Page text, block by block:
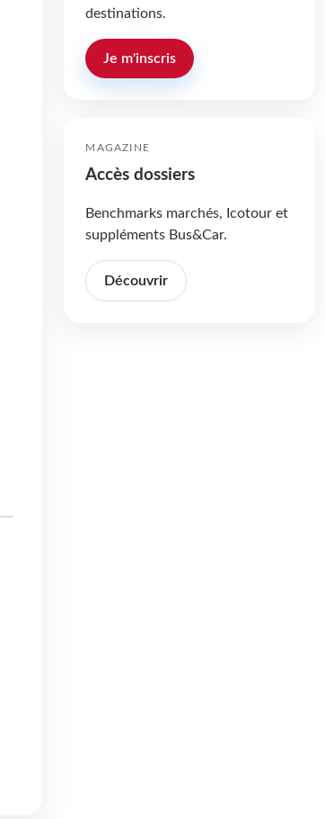
destinations.
Je m'inscris
MAGAZINE
Accès dossiers
Benchmarks marchés, Icotour et
suppléments Bus&Car.
Découvrir